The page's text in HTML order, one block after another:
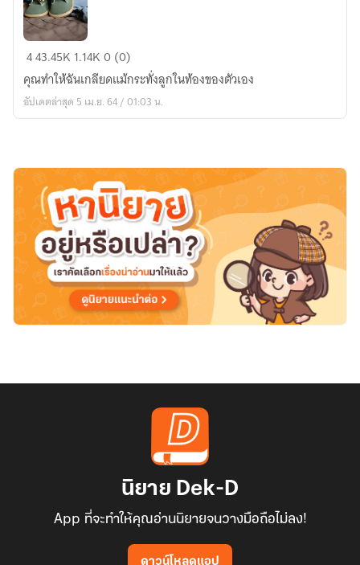
ฮัน
คาส
เท
443.45K 1.14K0 (0)
คุณทำให้ฉันเกลียดแม้กระทั่งลูกในท้องของตัวเอง
อัปเดตล่าสุด 5 เม.ย. 64 / 01:03 น.
นิยาย Dek-D
App ที่จะทำให้คุณอ่านนิยายจนวางมือถือไม่ลง!
ดาวน์โหลดแอป